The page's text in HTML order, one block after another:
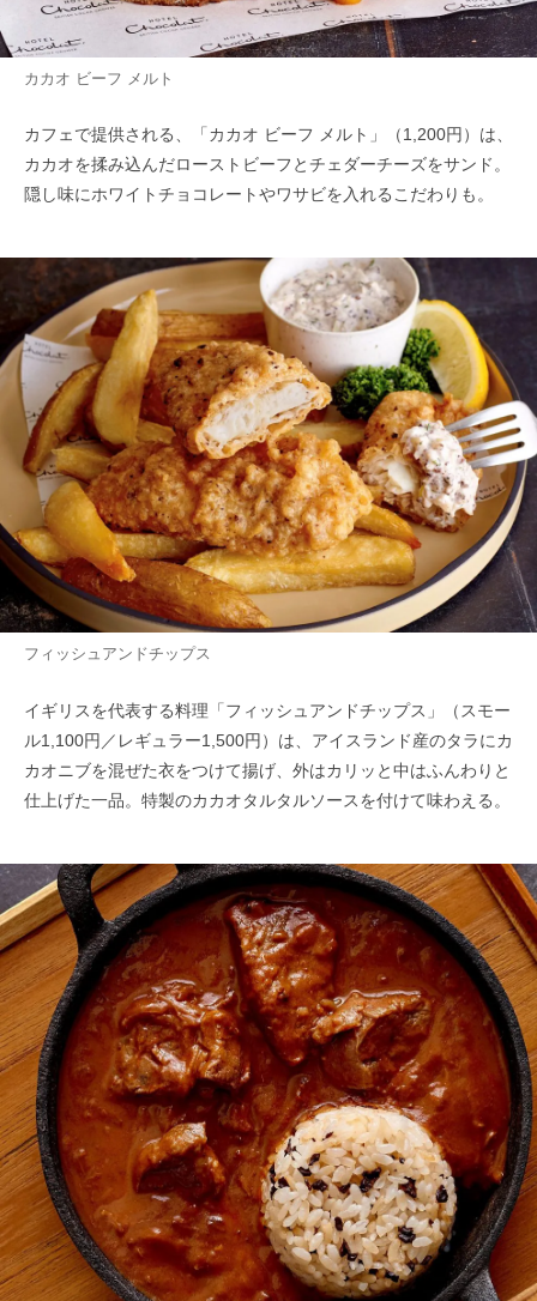
カカオ ビーフ メルト
カフェで提供される、「カカオ ビーフ メルト」（1,200円）は、
カカオを揉み込んだローストビーフとチェダーチーズをサンド。
隠し味にホワイトチョコレートやワサビを入れるこだわりも。
フィッシュアンドチップス
イギリスを代表する料理「フィッシュアンドチップス」（スモー
ル1,100円／レギュラー1,500円）は、アイスランド産のタラにカ
カオニブを混ぜた衣をつけて揚げ、外はカリッと中はふんわりと
仕上げた一品。特製のカカオタルタルソースを付けて味わえる。